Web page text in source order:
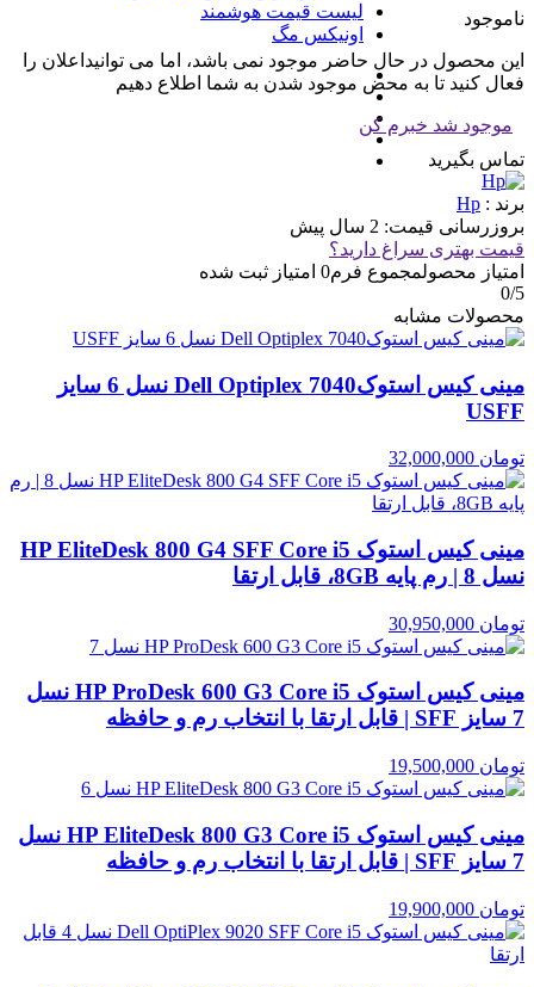
لیست قیمت هوشمند
اونیکس مگ
ناموجود
این محصول در حال حاضر موجود نمی باشد، اما می توانیداعلان را
فعال کنید تا به محض موجود شدن به شما اطلاع دهیم
موجود شد خبرم کن
تماس بگیرید
برند : Hp
بروزرسانی قیمت: 2 سال پیش
قیمت بهتری سراغ دارید؟
امتیاز محصولمجموع فرم0 امتیاز ثبت شده
0/5
محصولات مشابه
مینی کیس استوکDell Optiplex 7040 نسل 6 سایز
USFF
تومان
مینی کیس استوک HP EliteDesk 800 G4 SFF Core i5
نسل 8 | رم پایه 8GB، قابل ارتقا
تومان
مینی کیس استوک HP ProDesk 600 G3 Core i5 نسل
7 سایز SFF | قابل ارتقا با انتخاب رم و حافظه
تومان
مینی کیس استوک HP EliteDesk 800 G3 Core i5 نسل
7 سایز SFF | قابل ارتقا با انتخاب رم و حافظه
تومان